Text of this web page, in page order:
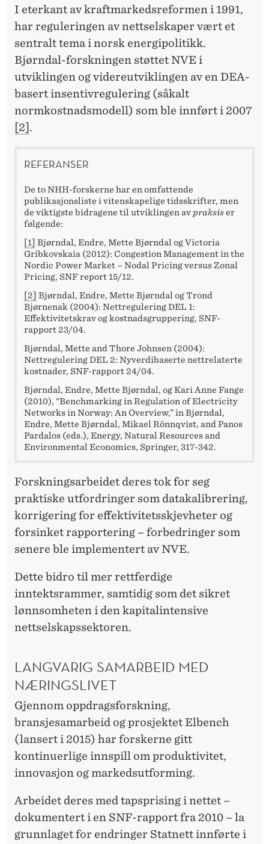
I eterkant av kraftmarkedsreformen i 1991,
har reguleringen av nettselskaper vært et
sentralt tema i norsk energipolitikk.
Bjørndal-forskningen støttet NVE i
utviklingen og videreutviklingen av en DEA-
basert insentivregulering (såkalt
normkostnadsmodell) som ble innført i 2007
[2].
REFERANSER
De to NHH-forskerne har en omfattende
publikasjonsliste i vitenskapelige tidsskrifter, men
de viktigste bidragene til utviklingen avpraksiser
følgende:
[1] Bjørndal, Endre, Mette Bjørndal og Victoria
Gribkovskaia (2012): Congestion Management in the
Nordic Power Market – Nodal Pricing versus Zonal
Pricing, SNF report 15/12.
[2] Bjørndal, Endre, Mette Bjørndal og Trond
Bjørnenak (2004): Nettregulering DEL 1:
Effektivitetskrav og kostnadsgruppering, SNF-
rapport 23/04.
Bjørndal, Mette and Thore Johnsen (2004):
Nettregulering DEL 2: Nyverdibaserte nettrelaterte
kostnader, SNF-rapport 24/04.
Bjørndal, Endre, Mette Bjørndal, og Kari Anne Fange
(2010), “Benchmarking in Regulation of Electricity
Networks in Norway: An Overview,” in Bjørndal,
Endre, Mette Bjørndal, Mikael Rönnqvist, and Panos
Pardalos (eds.), Energy, Natural Resources and
Environmental Economics, Springer, 317-342.
Forskningsarbeidet deres tok for seg
praktiske utfordringer som datakalibrering,
korrigering for effektivitetsskjevheter og
forsinket rapportering – forbedringer som
senere ble implementert av NVE.
Dette bidro til mer rettferdige
inntektsrammer, samtidig som det sikret
lønnsomheten i den kapitalintensive
nettselskapssektoren.
LANGVARIG SAMARBEID MED
NÆRINGSLIVET
Gjennom oppdragsforskning,
bransjesamarbeid og prosjektet Elbench
(lansert i 2015) har forskerne gitt
kontinuerlige innspill om produktivitet,
innovasjon og markedsutforming.
Arbeidet deres med tapsprising i nettet –
dokumentert i en SNF-rapport fra 2010 – la
grunnlaget for endringer Statnett innførte i